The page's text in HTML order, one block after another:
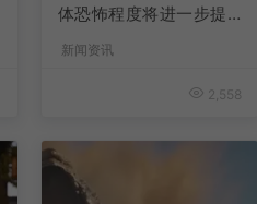
体恐怖程度将进一步提
新闻资讯
2,558